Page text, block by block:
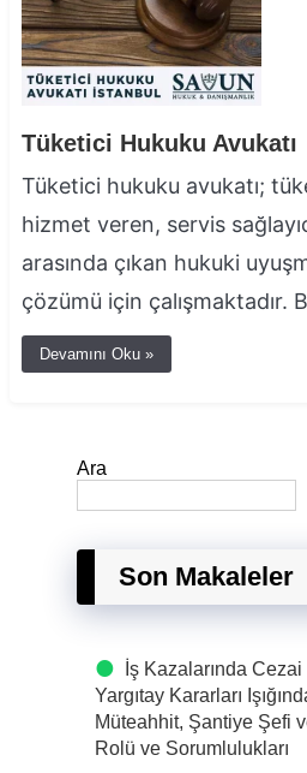
Tüketici Hukuku Avukatı
Tüketici hukuku avukatı;
hizmet veren, servis
arasında çıkan hukuki
çözümü için çalışmaktadır.
Devamını Oku »
Ara
Son Makaleler
İş Kazalarında
Yargıtay Kararları
Müteahhit, Şantiye Şefi
Rolü ve Sorumlulukları